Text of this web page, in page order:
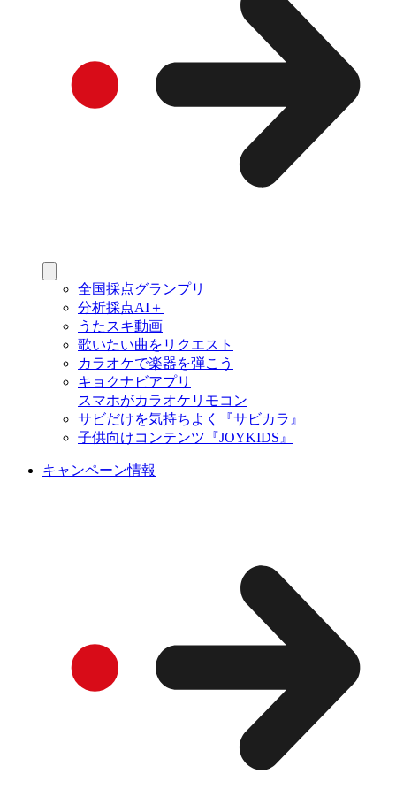
全国採点グランプリ
分析採点AI＋
うたスキ動画
歌いたい曲をリクエスト
カラオケで楽器を弾こう
キョクナビアプリ
スマホがカラオケリモコン
サビだけを気持ちよく『サビカラ』
子供向けコンテンツ『JOYKIDS』
キャンペーン情報